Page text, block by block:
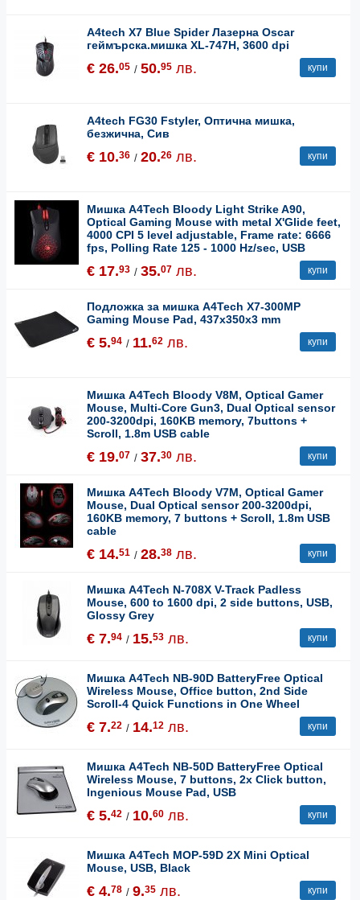
A4tech X7 Blue Spider Лазерна Oscar
геймърска.мишка XL-747H, 3600 dpi
€ 26.05 / 50.95 лв. купи
A4tech FG30 Fstyler, Оптична мишка,
безжична, Сив
€ 10.36 / 20.26 лв. купи
Мишка A4Tech Bloody Light Strike A90,
Optical Gaming Mouse with metal X'Glide feet,
4000 CPI 5 level adjustable, Frame rate: 6666
fps, Polling Rate 125 - 1000 Hz/sec, USB
€ 17.93 / 35.07 лв. купи
Подложка за мишка A4Tech X7-300MP
Gaming Mouse Pad, 437x350x3 mm
€ 5.94 / 11.62 лв. купи
Мишка A4Tech Bloody V8M, Optical Gamer
Mouse, Multi-Core Gun3, Dual Optical sensor
200-3200dpi, 160KB memory, 7buttons +
Scroll, 1.8m USB cable
€ 19.07 / 37.30 лв. купи
Мишка A4Tech Bloody V7M, Optical Gamer
Mouse, Dual Optical sensor 200-3200dpi,
160KB memory, 7 buttons + Scroll, 1.8m USB
cable
€ 14.51 / 28.38 лв. купи
Мишка A4Tech N-708X V-Track Padless
Mouse, 600 to 1600 dpi, 2 side buttons, USB,
Glossy Grey
€ 7.94 / 15.53 лв. купи
Мишка A4Tech NB-90D BatteryFree Optical
Wireless Mouse, Office button, 2nd Side
Scroll-4 Quick Functions in One Wheel
€ 7.22 / 14.12 лв. купи
Мишка A4Tech NB-50D BatteryFree Optical
Wireless Mouse, 7 buttons, 2x Click button,
Ingenious Mouse Pad, USB
€ 5.42 / 10.60 лв. купи
Мишка A4Tech MOP-59D 2X Mini Optical
Mouse, USB, Black
€ 4.78 / 9.35 лв. купи